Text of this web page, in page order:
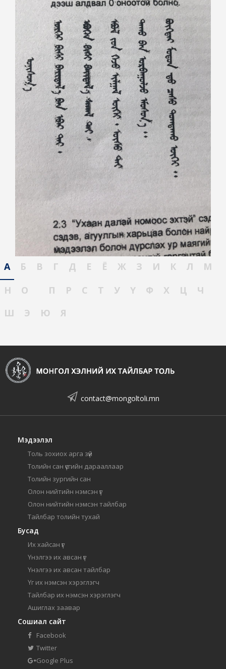
А Б В Г Д Е Ё Ж З И К Л
М
Н
О П Р С Т У Ү Ф Х Ц
Ч
Ш
Э Ю Я
contact@mongoltoli.mn
Мэдээлэл
Толь зохиох арга зүй
Толийн сан үсгийн дарааллаар
Толийн зургийн сан
Олон нийтийн нэмсэн үг
Олон нийтийн нэмсэн тайлбар
Тайлбар толийн тухай
Бусад
Их хайсан үг
Үнэлгээ их авсан үг
Үнэлгээ их авсан тайлбар
Үг их нэмсэн хэрэглэгч
Тайлбар их нэмсэн хэрэглэгч
Ашиглах заавар
Сошиал сайт
Facebook
Twitter
Google Plus